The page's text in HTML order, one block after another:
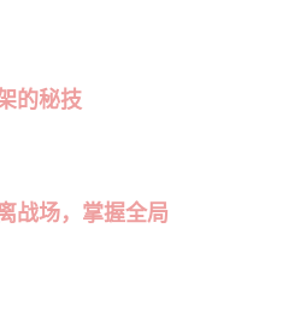
的秘技
战场，掌握全局